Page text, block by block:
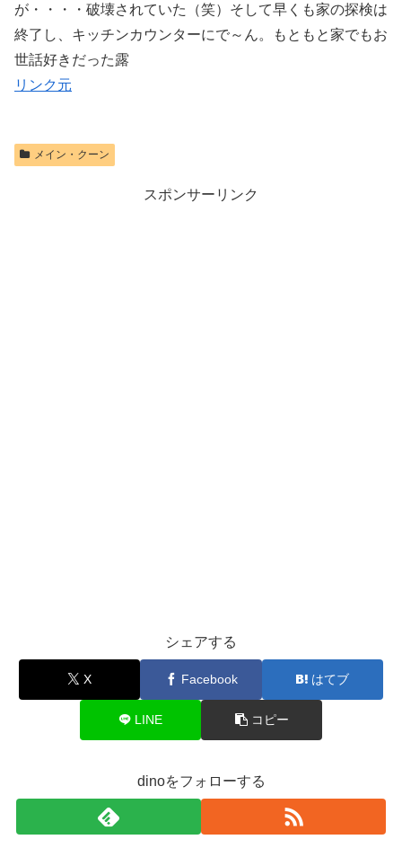
が・・・・破壊されていた（笑）そして早くも家の探検は
終了し、キッチンカウンターにで～ん。もともと家でもお
世話好きだった露
リンク元
メイン・クーン
スポンサーリンク
シェアする
X Facebook はてブ
LINE コピー
dinoをフォローする